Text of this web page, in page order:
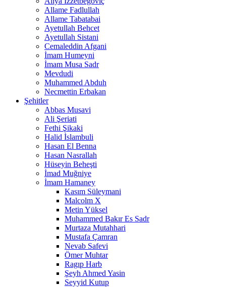
Allame Fadlullah
Allame Tabatabai
Ayetullah Behcet
Ayetullah Sistani
Cemaleddin Afgani
İmam Humeyni
İmam Musa Sadr
Mevdudi
Muhammed Abduh
Necmettin Erbakan
Şehitler
Abbas Musavi
Ali Şeriati
Fethi Şikaki
Halid İslambuli
Hasan El Benna
Hasan Nasrallah
Hüseyin Beheşti
İmad Muğniye
İmam Hamaney
Kasım Süleymani
Malcolm X
Metin Yüksel
Muhammed Bakır Es Sadr
Murtaza Mutahhari
Mustafa Çamran
Nevab Safevi
Ömer Muhtar
Ragıp Harb
Şeyh Ahmed Yasin
Seyyid Kutup